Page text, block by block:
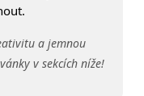
a jemnou
v sekcích níže!